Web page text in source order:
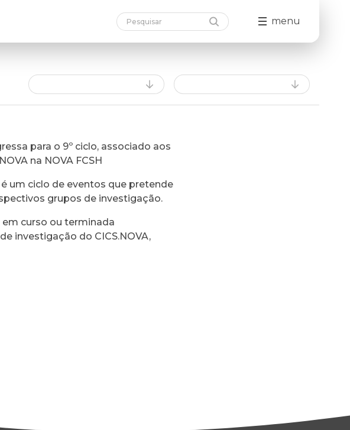
menu
para o 9º ciclo, associado aos
na NOVA FCSH
um ciclo de eventos que pretende
grupos de investigação.
curso ou terminada
investigação do CICS.NOVA,